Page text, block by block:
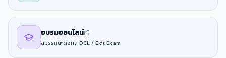
อบรมออนไลน์
สมรรถนะดิจิทัล DCL / Exit Exam